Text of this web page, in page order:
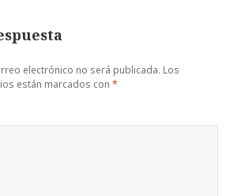
es
t
A
p ir
electrónico no será publicada. Los
están marcados con*